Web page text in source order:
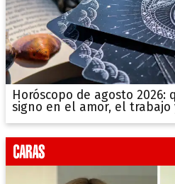
Horóscopo de agosto 2026:
signo en el amor, el